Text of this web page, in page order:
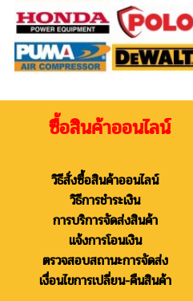
ซื้อสินค้าออน
วิธีสั่งซื้อสินค้าออนไลน์
วิธีการชำระเงิน
การบริการจัดส่งสินค้า
แจ้งการโอนเงิน
ตรวจสอบสถานะการจัดส่ง
เงื่อนไขการเปลี่ยน-คืนสินค้า